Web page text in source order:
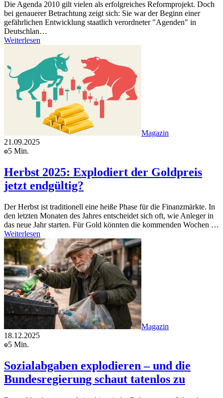
Die Agenda 2010 gilt vielen als erfolgreiches Reformprojekt. Doch
bei genauerer Betrachtung zeigt sich: Sie war der Beginn einer
gefährlichen Entwicklung staatlich verordneter "Agenden" in
Deutschlan…
Weiterlesen
Magazin
21.09.2025
5 Min.
Herbst 2025: Explodiert der Goldpreis
jetzt endgültig?
Der Herbst ist traditionell eine heiße Phase für die Finanzmärkte. In
den letzten Monaten des Jahres entscheidet sich oft, wie Anleger in
das neue Jahr starten. Für Gold könnten die kommenden Wochen …
Weiterlesen
Magazin
18.12.2025
5 Min.
Sozialabgaben explodieren – und die
Bundesregierung schaut tatenlos zu